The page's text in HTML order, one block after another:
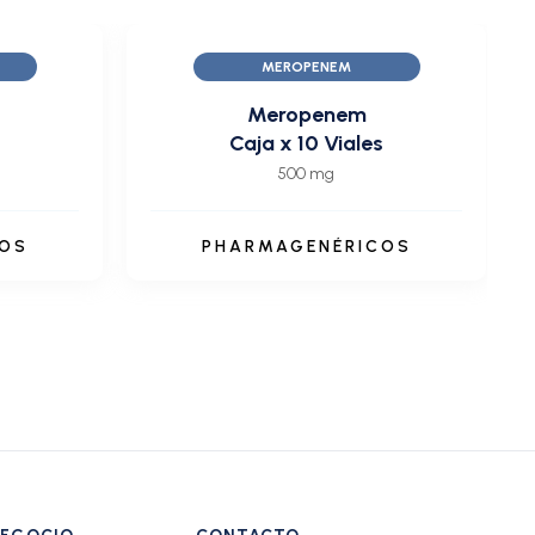
MEROPENEM
Meropenem
Caja x 10 Viales
500 mg
PHARMAGENÉRICOS